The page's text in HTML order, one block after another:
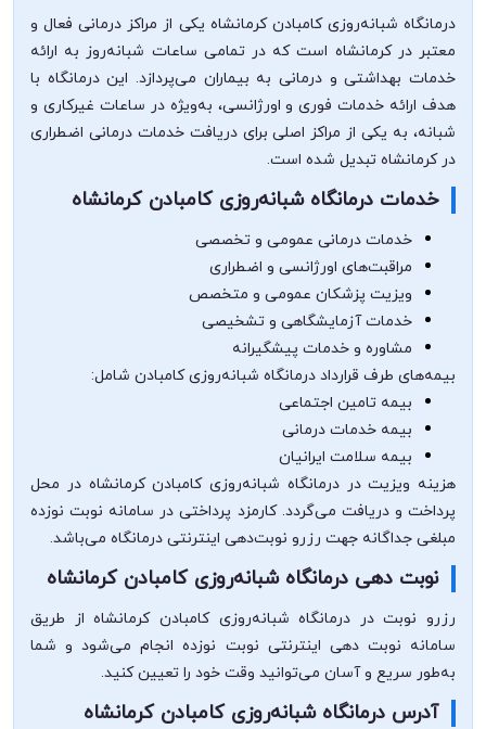
درمانگاه شبانه‌روزی کامبادن کرمانشاه یکی از مراکز درمانی فعال و
معتبر در کرمانشاه است که در تمامی ساعات شبانه‌روز به ارائه
خدمات بهداشتی و درمانی به بیماران می‌پردازد. این درمانگاه با
هدف ارائه خدمات فوری و اورژانسی، به‌ویژه در ساعات غیرکاری و
شبانه، به یکی از مراکز اصلی برای دریافت خدمات درمانی اضطراری
در کرمانشاه تبدیل شده است.
خدمات درمانگاه شبانه‌روزی کامبادن کرمانشاه
خدمات درمانی عمومی و تخصصی
مراقبت‌های اورژانسی و اضطراری
ویزیت پزشکان عمومی و متخصص
خدمات آزمایشگاهی و تشخیصی
مشاوره و خدمات پیشگیرانه
بیمه‌های طرف قرارداد درمانگاه شبانه‌روزی کامبادن شامل:
بیمه تامین اجتماعی
بیمه خدمات درمانی
بیمه سلامت ایرانیان
هزینه ویزیت در درمانگاه شبانه‌روزی کامبادن کرمانشاه در محل
پرداخت و دریافت می‌گردد. کارمزد پرداختی در سامانه نوبت نوزده
مبلغی جداگانه جهت رزرو نوبت‌دهی اینترنتی درمانگاه می‌باشد.
نوبت دهی درمانگاه شبانه‌روزی کامبادن کرمانشاه
رزرو نوبت در درمانگاه شبانه‌روزی کامبادن کرمانشاه از طریق
سامانه نوبت دهی اینترنتی نوبت نوزده انجام می‌شود و شما
به‌طور سریع و آسان می‌توانید وقت خود را تعیین کنید.
آدرس درمانگاه شبانه‌روزی کامبادن کرمانشاه